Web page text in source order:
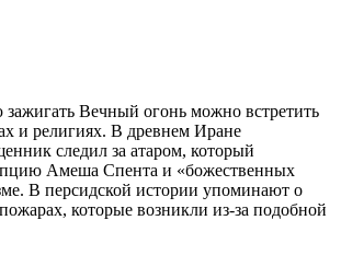
Вечный огонь можно встретить
и религиях. В древнем Иране
следил за атаром, который
Амеша Спента и «божественных
В персидской истории упоминают о
которые возникли из-за подобной